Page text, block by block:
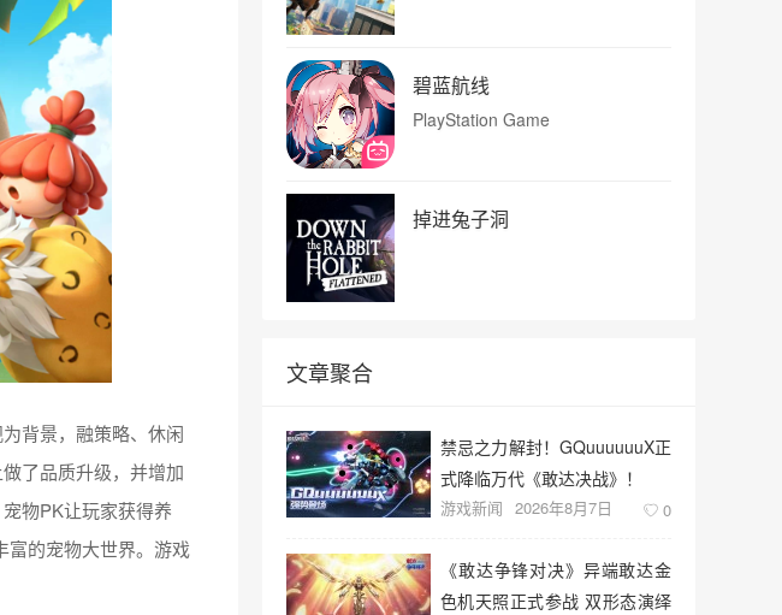
碧蓝航线
PlayStation Game
掉进兔子洞
文章聚合
禁忌之力解封！GQuuuuuuX正
式降临万代《敢达决战》！
游戏新闻 2026年8月7日 0
《敢达争锋对决》异端敢达金
色机天照正式参战 双形态演绎